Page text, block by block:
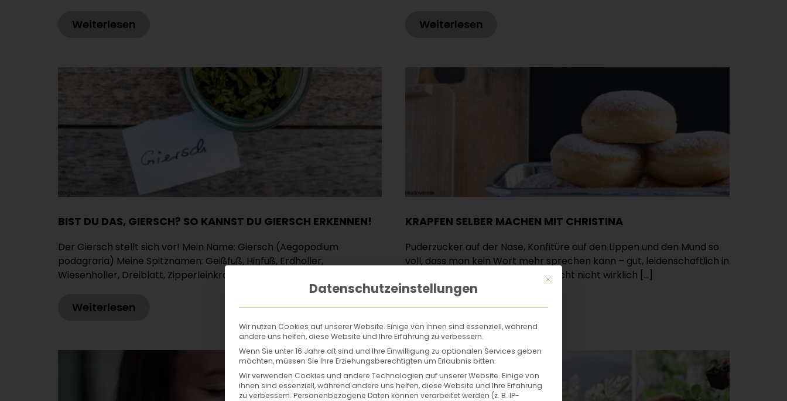
Weiterlesen Weiterlesen
BIST DU DAS, GIERSCH? SO KANNST DU GIERSCH ERKENNEN!
Der Giersch stellt sich vor! Mein Name: Giersch (Aegopodium
podagraria) Meine Spitznamen: Geißfuß, Hinfuß, Erdholler,
Wiesenholler, Dreiblatt, Zipperleinkraut, Podagrakraut … Meine […]
Weiterlesen
KRAPFEN SELBER MACHEN MIT CHRISTINA
Puderzucker auf der Nase, Konfitüre auf den Lippen und den Mund so
voll, dass man kein Wort mehr sprechen kann – gut, leidenschaftlich in
einen Krapfen zu beißen, ist vielleicht nicht wirklich […]
Weiterlesen
Mit diesem Button wird der Dialog geschlossen. Seine
Datenschutzeinstellungen
Wir nutzen Cookies auf unserer Website. Einige von ihnen sind essenziell, während
andere uns helfen, diese Website und Ihre Erfahrung zu verbessern.
Wenn Sie unter 16 Jahre alt sind und Ihre Einwilligung zu optionalen Services geben
möchten, müssen Sie Ihre Erziehungsberechtigten um Erlaubnis bitten.
Wir verwenden Cookies und andere Technologien auf unserer Website. Einige von
ihnen sind essenziell, während andere uns helfen, diese Website und Ihre Erfahrung
zu verbessern. Personenbezogene Daten können verarbeitet werden (z. B. IP-